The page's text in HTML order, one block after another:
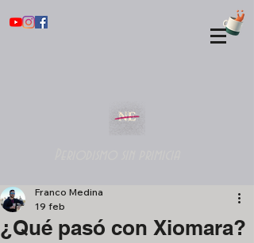
¿Qué pasó con Xiomara?
Franco Medina
19 feb